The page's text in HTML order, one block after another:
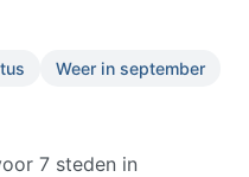
Weer in september
7 steden in